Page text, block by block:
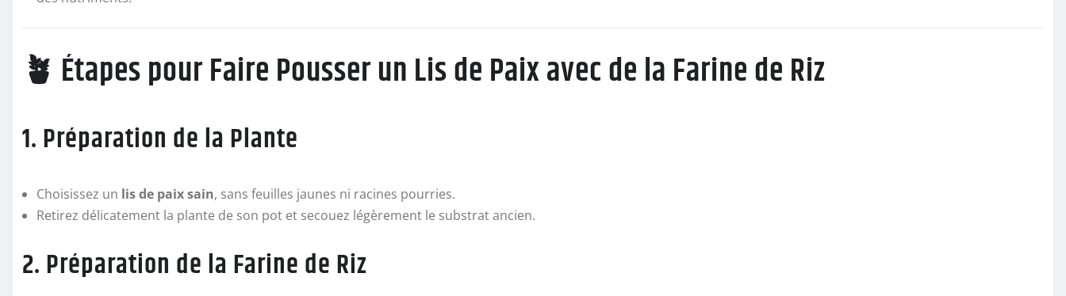
🪴 Étapes pour Faire Pousser un Lis de Paix avec de la Farine de Riz
1. Préparation de la Plante
Choisissez un lis de paix sain, sans feuilles jaunes ni racines pourries.
Retirez délicatement la plante de son pot et secouez légèrement le substrat ancien.
2. Préparation de la Farine de Riz